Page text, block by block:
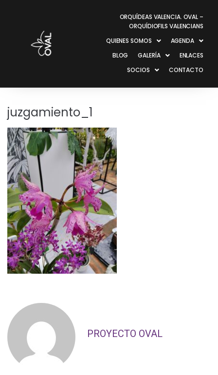
ORQUÍDEAS VALENCIA. OVAL –
ORQUÍDIOFILS VALENCIANS
QUIENES SOMOS
AGENDA
BLOG
GALERÍA
ENLACES
SOCIOS
CONTACTO
juzgamiento_1
PROYECTO OVAL